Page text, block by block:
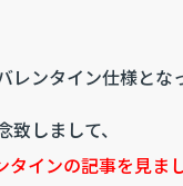
レンタイン仕様とな
しまして、
タインの記事を見ま